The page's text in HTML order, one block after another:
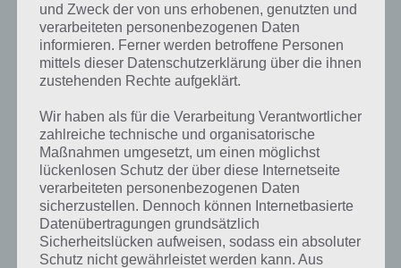
Die obige Lösung stimmt leider nicht mehr?
Wenn die Lösung, die wir dir oben Berufe, bei denen man früh
ein Wort in der Lösung von 94 Prozent fehlt, so teile uns die
korrekten Lösungen einfach in den Kommentaren mit. Nur so
können wir stets die aktuellen Antworten auf die zahlreichen Fragen
und Sachverhalte in der App geben. Da die Entwickler die Lösungen
immer mal wieder verändern.
Darum geht es bei 94%
und Zweck der von uns erhobenen, genutzten und
verarbeiteten personenbezogenen Daten
informieren. Ferner werden betroffene Personen
mittels dieser Datenschutzerklärung über die ihnen
zustehenden Rechte aufgeklärt.
Wir haben als für die Verarbeitung Verantwortlicher
zahlreiche technische und organisatorische
Maßnahmen umgesetzt, um einen möglichst
lückenlosen Schutz der über diese Internetseite
verarbeiteten personenbezogenen Daten
sicherzustellen. Dennoch können Internetbasierte
Datenübertragungen grundsätzlich
Sicherheitslücken aufweisen, sodass ein absoluter
Schutz nicht gewährleistet werden kann. Aus